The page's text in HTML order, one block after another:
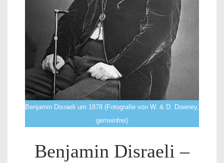
Benjamin Disraeli um 1878 (Fotografie von W. & D. Downey,
gemeinfrei)
Benjamin Disraeli –